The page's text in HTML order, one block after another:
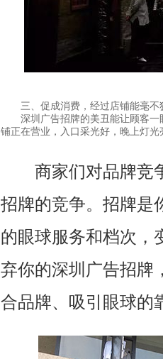
三、促成消费，经过店铺能毫不
深圳广告招牌的美丑能让顾客一
铺正在营业，入口采光好，晚上灯光
商家们对品牌竞争
招牌的竞争。招牌是
的眼球服务和档次，
弃你的深圳广告招牌
合品牌、吸引眼球的